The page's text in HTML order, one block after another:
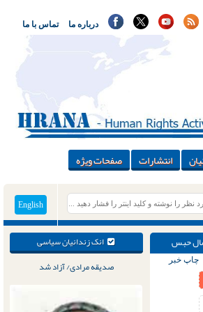
تماس با ما درباره ما
انتشارات صفحات ویژه
English
انک زندانیان سیاسی
صدیقه مرادی/ آزاد شد
۹۶؛ دادگاه تجدیدنظر اسماعیل بهلولی را به ۱۸ سال حبس
چاپ خبر